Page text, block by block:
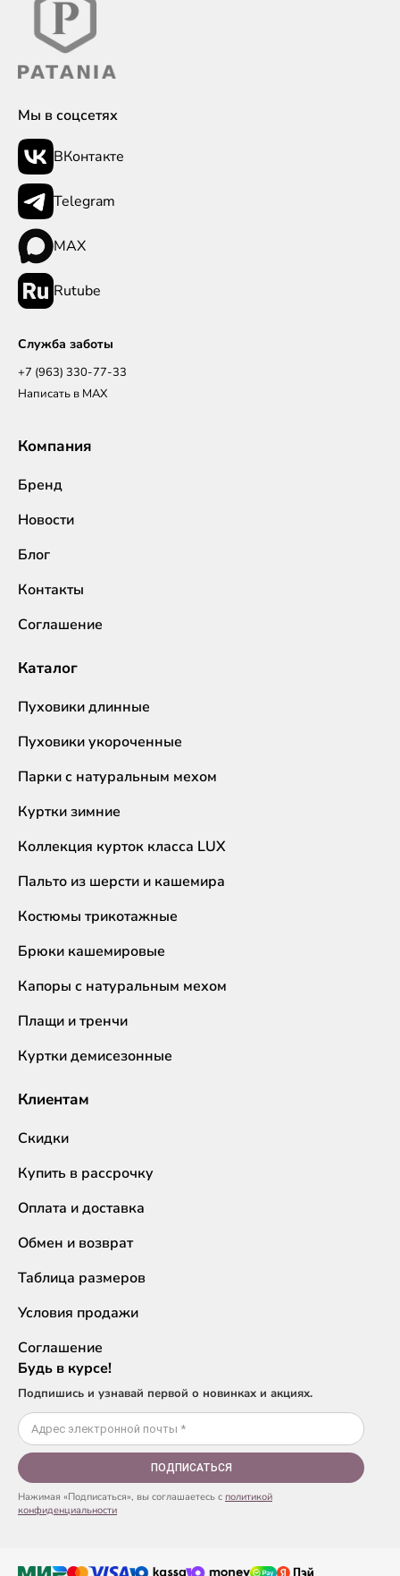
Мы в соцсетях
ВКонтакте
Telegram
MAX
Rutube
Служба заботы
+7 (963) 330-77-33
Написать в MAX
Компания
Бренд
Новости
Блог
Контакты
Соглашение
Каталог
Пуховики длинные
Пуховики укороченные
Парки с натуральным мехом
Куртки зимние
Коллекция курток класса LUX
Пальто из шерсти и кашемира
Костюмы трикотажные
Брюки кашемировые
Капоры с натуральным мехом
Плащи и тренчи
Куртки демисезонные
Клиентам
Скидки
Купить в рассрочку
Оплата и доставка
Обмен и возврат
Таблица размеров
Условия продажи
Соглашение
Будь в курсе!
Подпишись и узнавай первой о новинках и акциях.
ПОДПИСАТЬСЯ
Нажимая «Подписаться», вы соглашаетесь с политикой
конфиденциальности